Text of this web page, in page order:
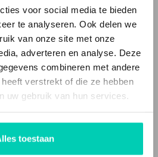
voor social media te bieden
te analyseren. Ook delen we
van onze site met onze
adverteren en analyse. Deze
combineren met andere
verstrekt of die ze hebben
uw gebruik van hun services.
toestaan
is een webportal die deze bijzondere
Het is ook een sociale onderneming.
we weg aangoede doelen.